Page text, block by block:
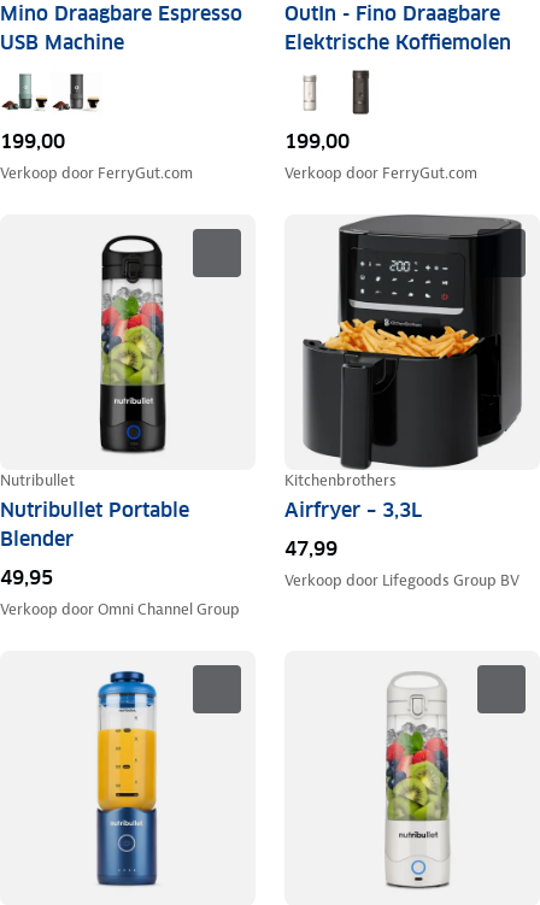
Mino Draagbare Espresso
USB Machine
199,00
Verkoop door FerryGut.com
OutIn - Fino Draagbare
Elektrische Koffiemolen
199,00
Verkoop door FerryGut.com
Nutribullet
Nutribullet Portable
Blender
49,95
Verkoop doorOmni Channel Group
Kitchenbrothers
Airfryer – 3,3L
47,99
Verkoop door Lifegoods Group BV